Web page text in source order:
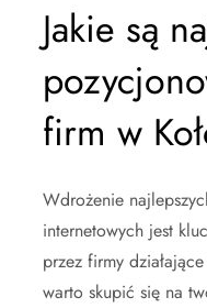
Jakie są
firm w
Wdrożenie
internetowych jest
przez firmy
warto skupić się na